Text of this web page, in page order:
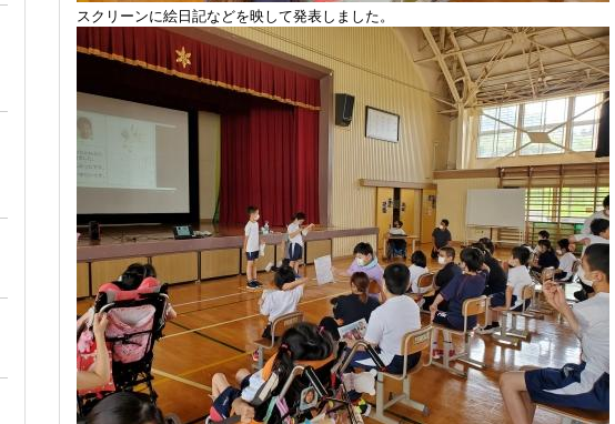
スクリーンに絵日記などを映して発表しました。